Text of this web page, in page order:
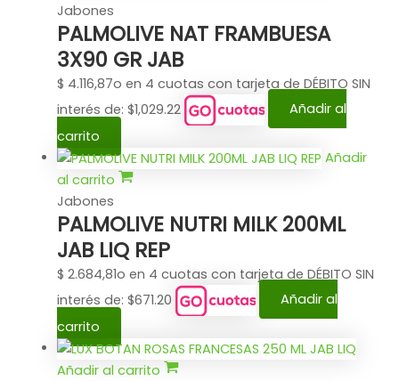
Jabones
PALMOLIVE NAT FRAMBUESA
3X90 GR JAB
$ 4.116,87o en 4 cuotas con tarjeta de DÉBITO SIN
interés de: $1,029.22
Añadir al
carrito
Añadir
al carrito
Jabones
PALMOLIVE NUTRI MILK 200ML
JAB LIQ REP
$ 2.684,81o en 4 cuotas con tarjeta de DÉBITO SIN
interés de: $671.20
Añadir al
carrito
Añadir al carrito